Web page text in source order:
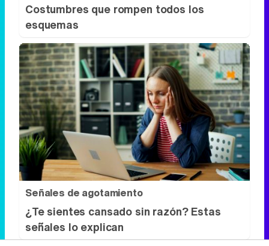
Costumbres que rompen todos los
esquemas
Señales de agotamiento
¿Te sientes cansado sin razón? Estas
señales lo explican